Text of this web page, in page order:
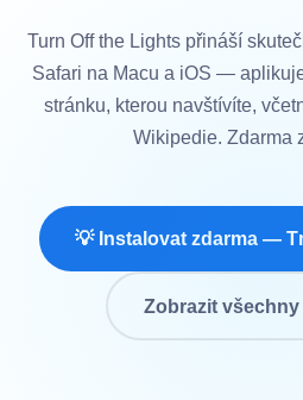
Turn Off the Lights přináší
Safari na Macu a iOS —
stránku, kterou navštívíte,
Wikipedie. Zdarma
💡 Instalovat zdarma —
Zobrazit